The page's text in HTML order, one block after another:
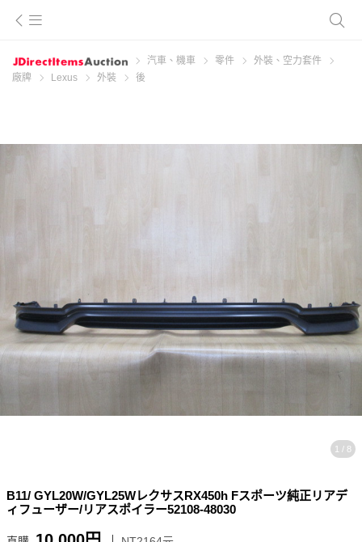
汽車、機車 零件
外裝、空力套件
廠牌
Lexus 外裝 後
1 / 8
B11/ GYL20W/GYL25WレクサスRX450h Fスポーツ純正リアデ
ィフューザー/リアスポイラー52108-48030